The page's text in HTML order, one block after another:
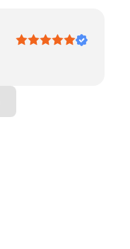
finden ihn